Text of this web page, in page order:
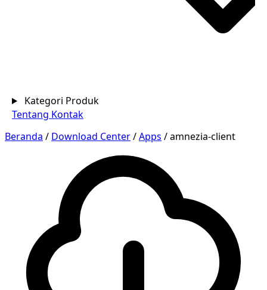
Kategori Produk
Tentang Kontak
Beranda / Download Center/Apps /amnezia-client